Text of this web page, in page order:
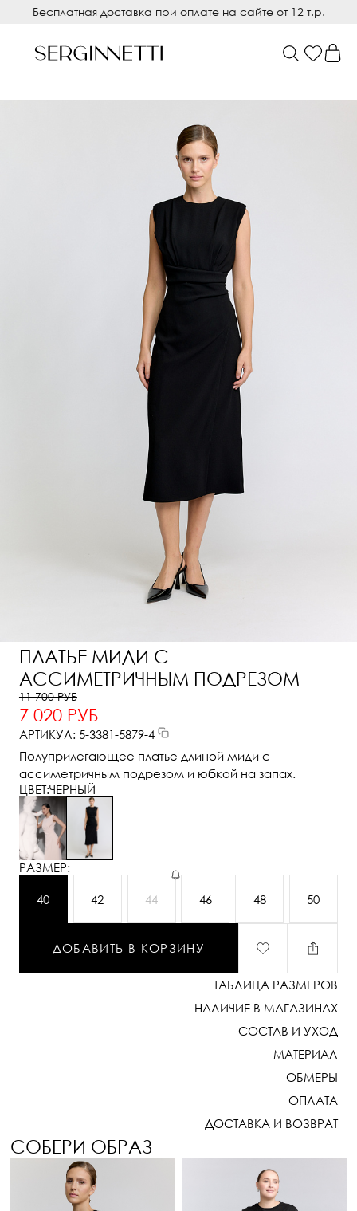
Бесплатная доставка при оплате на сайте от 12 т.р.
ПЛАТЬЕ МИДИ С
АССИМЕТРИЧНЫМ ПОДРЕЗОМ
11 700 РУБ
7 020 РУБ
АРТИКУЛ: 5-3381-5879-4
Полуприлегающее платье длиной миди с
ассиметричным подрезом и юбкой на запах.
ЦВЕТ:ЧЕРНЫЙ
РАЗМЕР:
40 42 44 46 48 50
ДОБАВИТЬ В КОРЗИНУ
ТАБЛИЦА РАЗМЕРОВ
НАЛИЧИЕ В МАГАЗИНАХ
СОСТАВ И УХОД
МАТЕРИАЛ
ОБМЕРЫ
ОПЛАТА
ДОСТАВКА И ВОЗВРАТ
СОБЕРИ ОБРАЗ